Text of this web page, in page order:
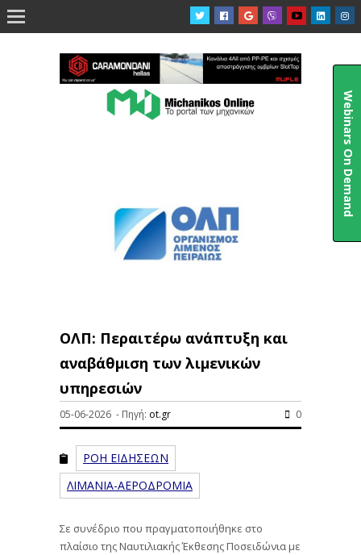

ΟΛΠ: Περαιτέρω ανάπτυξη και
αναβάθμιση των λιμενικών
υπηρεσιών
05-06-2026 - Πηγή: ot.gr 0
ΡΟΗ ΕΙΔΗΣΕΩΝ
ΛΙΜΑΝΙΑ-ΑΕΡΟΔΡΟΜΙΑ
Σε συνέδριο που πραγματοποιήθηκε στο
πλαίσιο της Ναυτιλιακής Έκθεσης Ποσειδώνια με
Webinars On Demand